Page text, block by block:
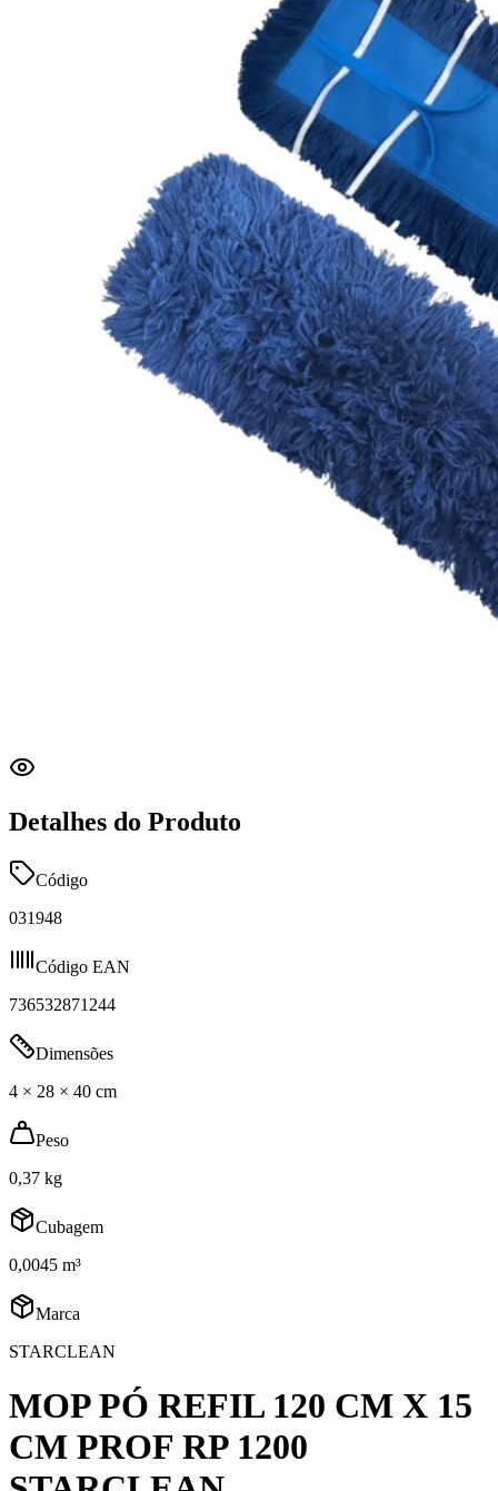
Detalhes do Produto
Código
031948
Código EAN
736532871244
Dimensões
4 × 28 × 40 cm
Peso
0,37 kg
Cubagem
0,0045 m³
Marca
STARCLEAN
MOP PÓ REFIL 120 CM X 15
CM PROF RP 1200